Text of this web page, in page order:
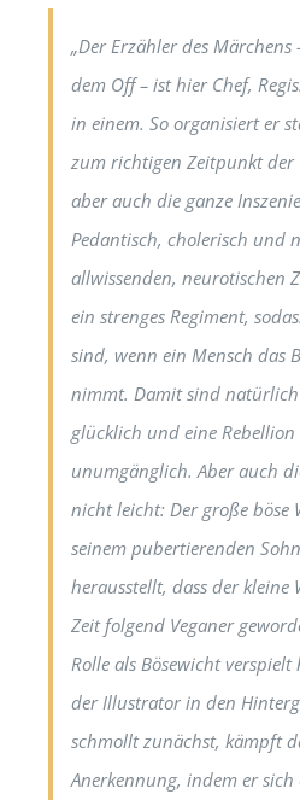
„Der Erzähler des
dem Off – ist hier Chef,
in einem. So organisiert er
zum richtigen Zeitpunkt der
aber auch die ganze
Pedantisch, cholerisch und
allwissenden, neurotischen
ein strenges Regiment,
sind, wenn ein Mensch das
nimmt. Damit sind
glücklich und eine Rebellion
unumgänglich. Aber auch
nicht leicht: Der große böse
seinem pubertierenden
herausstellt, dass der kleine
Zeit folgend Veganer
Rolle als Bösewicht
der Illustrator in den
schmollt zunächst, kämpft
Anerkennung, indem er sich